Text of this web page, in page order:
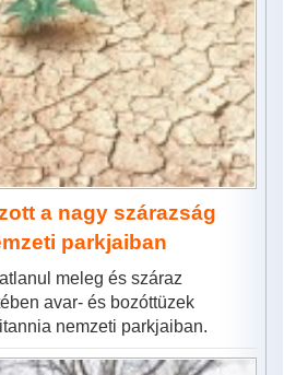
a nagy szárazság
parkjaiban
meleg és száraz
avar- és bozóttüzek
nemzeti parkjaiban.